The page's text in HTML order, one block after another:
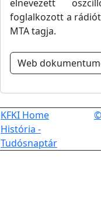
elnevezett
foglalkozott a
MTA tagja.
Web
KFKI Home
História -
Tudósnaptár